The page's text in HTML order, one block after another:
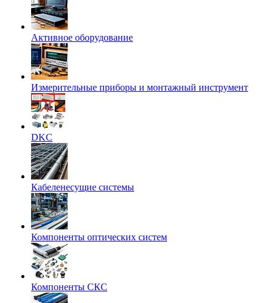
Активное оборудование
Измерительные приборы и монтажный инструмент
DKC
Кабеленесущие системы
Компоненты оптических систем
Компоненты СКС